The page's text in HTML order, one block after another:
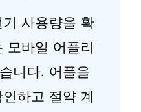
사용량을 확
모바일 어플리
니다. 어플을
하고 절약 계